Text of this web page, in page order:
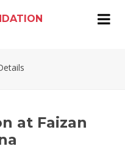
at Faizan